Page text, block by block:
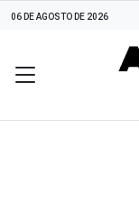
06 DE AGOSTO DE 2026